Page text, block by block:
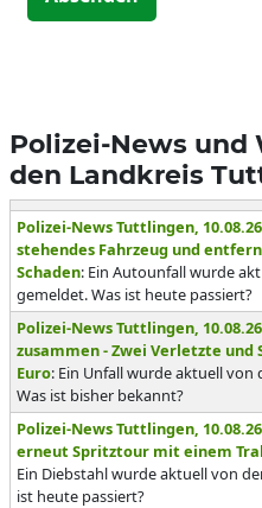
Polizei-News
den Landkreis
Polizei-News Tuttlingen,
stehendes Fahrzeug und
Schaden: Ein Autounfall wurde
gemeldet. Was ist heute passiert?
Polizei-News Tuttlingen,
zusammen - Zwei Verletzte und
Euro: Ein Unfall wurde aktuell
Was ist bisher bekannt?
Polizei-News Tuttlingen,
erneut Spritztour mit einem
Ein Diebstahl wurde aktuell von
ist heute passiert?